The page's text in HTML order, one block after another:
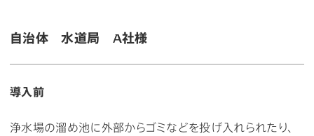
自治体 水道局 A社様
導入前
浄水場の溜め池に外部からゴミなどを投げ入れられたり、